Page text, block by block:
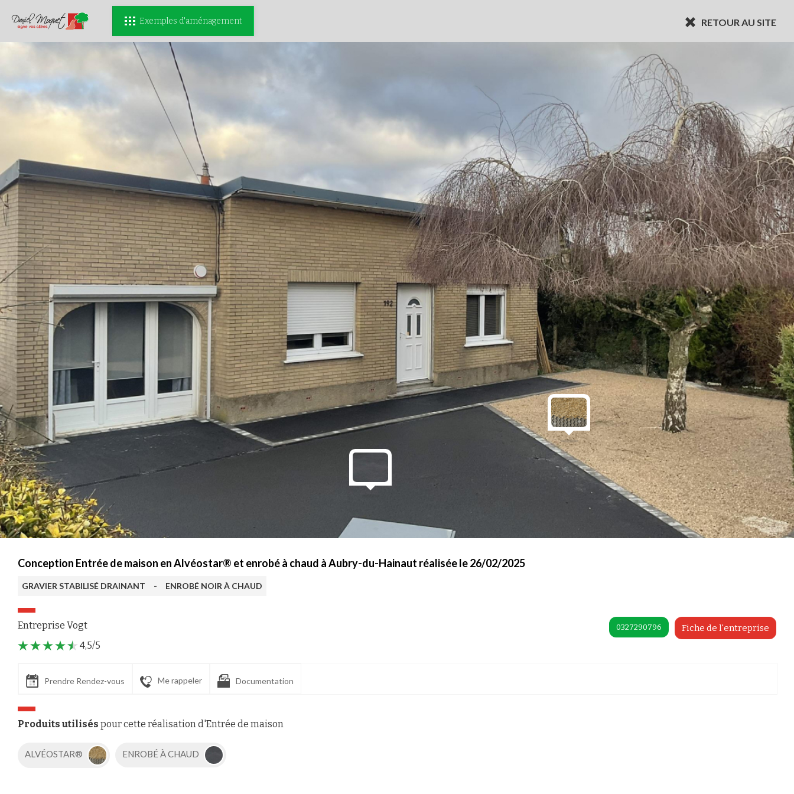
RETOUR AU SITE
Exemples d'aménagement
Conception Entrée de maison en Alvéostar® et enrobé à chaud à Aubry-du-Hainaut réalisée le 26/02/2025
GRAVIER STABILISÉ DRAINANT - ENROBÉ NOIR À CHAUD
Entreprise Vogt Fiche de l'entreprise
0327290796
4,5/5
Prendre Rendez-vous Me rappeler Documentation
Produits utilisés pour cette réalisation d'Entrée de maison
ALVÉOSTAR® ENROBÉ À CHAUD